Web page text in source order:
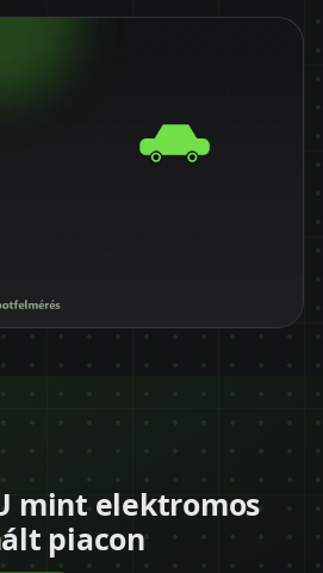
mint elektromos
piacon